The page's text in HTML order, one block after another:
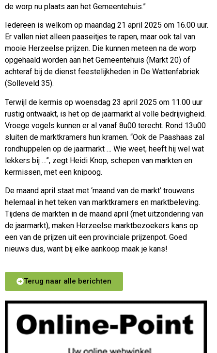
de worp nu plaats aan het Gemeentehuis.”
Iedereen is welkom op maandag 21 april 2025 om 16.00 uur.
Er vallen niet alleen paaseitjes te rapen, maar ook tal van
mooie Herzeelse prijzen. Die kunnen meteen na de worp
opgehaald worden aan het Gemeentehuis (Markt 20) of
achteraf bij de dienst feestelijkheden in De Wattenfabriek
(Solleveld 35).
Terwijl de kermis op woensdag 23 april 2025 om 11.00 uur
rustig ontwaakt, is het op de jaarmarkt al volle bedrijvigheid.
Vroege vogels kunnen er al vanaf 8u00 terecht. Rond 13u00
sluiten de marktkramers hun kramen. “Ook de Paashaas zal
rondhuppelen op de jaarmarkt … Wie weet, heeft hij wel wat
lekkers bij …”, zegt Heidi Knop, schepen van markten en
kermissen, met een knipoog.
De maand april staat met ‘maand van de markt’ trouwens
helemaal in het teken van marktkramers en marktbeleving.
Tijdens de markten in de maand april (met uitzondering van
de jaarmarkt), maken Herzeelse marktbezoekers kans op
een van de prijzen uit een provinciale prijzenpot. Goed
nieuws dus, want bij elke aankoop maak je kans!
Terug naar alle berichten